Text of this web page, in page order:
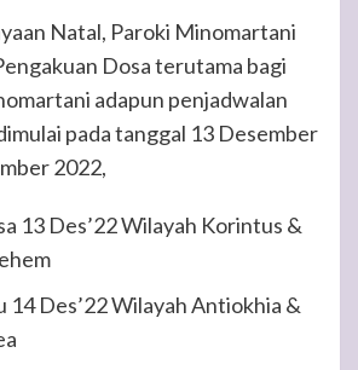
Natal, Paroki Minomartani
Dosa terutama bagi
adapun penjadwalan
pada tanggal 13 Desember
2022,
13 Des’22 Wilayah Korintus &
14 Des’22 Wilayah Antiokhia &